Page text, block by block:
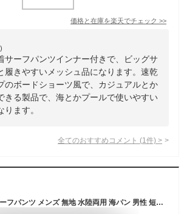
価格と在庫を楽天でチェック >>
サーフパンツインナー付きで、ビッグサ
履きやすいメッシュ品になります。速乾
のボードショーツ風で、カジュアルとか
きる製品で、海とかプールで使いやすい
ます。
全てのおすすめコメント (1 件) >
[SUNDAY ROSE] サーフパンツ メンズ 無地 水陸両用 海パン 男性 短パン ストレッチ ショートパンツ ラッシュガード ビーチパンツ 海水浴 M 748ダークブルー